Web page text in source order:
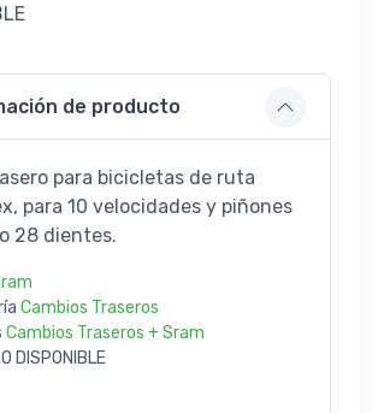
de producto
para bicicletas de ruta
para 10 velocidades y piñones
28 dientes.
Cambios Traseros
Cambios Traseros + Sram
DISPONIBLE